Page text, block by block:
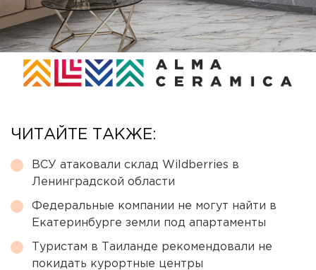
ЧИТАЙТЕ ТАКЖЕ:
ВСУ атаковали склад Wildberries в
Ленинградской области
Федеральные компании не могут найти в
Екатеринбурге земли под апартаменты
Туристам в Таиланде рекомендовали не
покидать курортные центры